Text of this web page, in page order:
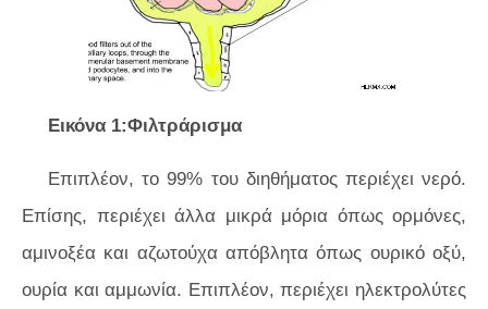
Εικόνα 1:Φιλτράρισμα
Επιπλέον, το 99% του διηθήματος περιέχει νερό.
Επίσης, περιέχει άλλα μικρά μόρια όπως ορμόνες,
αμινοξέα και αζωτούχα απόβλητα όπως ουρικό οξύ,
ουρία και αμμωνία. Επιπλέον, περιέχει ηλεκτρολύτες